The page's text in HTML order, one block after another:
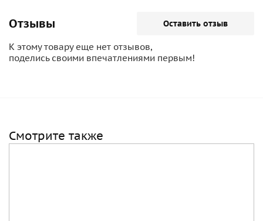
Отзывы Оставить отзыв
К этому товару еще нет отзывов,
поделись своими впечатлениями первым!
Смотрите также